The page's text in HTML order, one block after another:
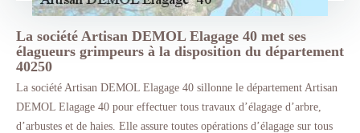
La société Artisan DEMOL Elagage 40 met ses
élagueurs grimpeurs à la disposition du département
40250
La société Artisan DEMOL Elagage 40 sillonne le département Artisan
DEMOL Elagage 40 pour effectuer tous travaux d’élagage d’arbre,
d’arbustes et de haies. Elle assure toutes opérations d’élagage sur tous